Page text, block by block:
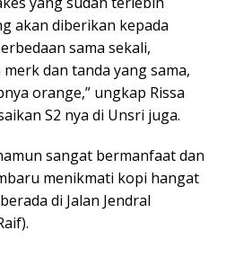
akan diberikan kepada
sama sekali,
dan tanda yang sama,
orange,” ungkap Rissa
S2 nya di Unsri juga.
sangat bermanfaat dan
menikmati kopi hangat
di Jalan Jendral